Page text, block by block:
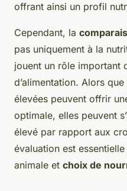
offrant ainsi un profil
Cependant, la
pas uniquement à la
jouent un rôle important
d’alimentation. Alors
élevées peuvent offrir
optimale, elles peuvent
élevé par rapport aux
évaluation est
animale et choix de